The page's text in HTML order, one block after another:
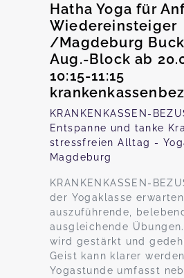
Hatha Yoga für
Wiedereinsteiger
/Magdeburg
Aug.-Block ab
10:15-11:15
KRANKENKASSEN-
Entspanne und tanke
stressfreien Alltag -
Magdeburg
KRANKENKASSEN-
der Yogaklasse
auszuführende,
ausgleichende
wird gestärkt und
Geist kann klarer
Yogastunde umfasst